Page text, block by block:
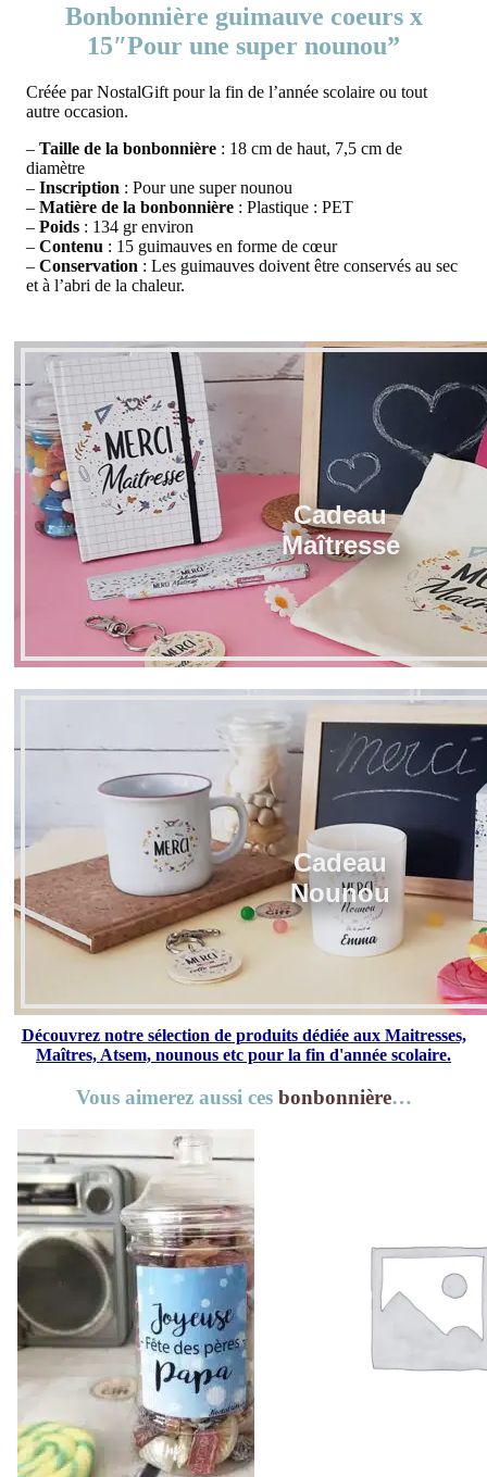
Bonbonnière guimauve coeurs x
15″Pour une super nounou”
Créée par NostalGift pour la fin de l’année scolaire ou tout
autre occasion.
– Taille de la bonbonnière : 18 cm de haut, 7,5 cm de
diamètre
– Inscription : Pour une super nounou
– Matière de la bonbonnière : Plastique : PET
– Poids : 134 gr environ
– Contenu : 15 guimauves en forme de cœur
– Conservation : Les guimauves doivent être conservés au sec
et à l’abri de la chaleur.
Cadeau
Maîtresse
Cadeau
Nounou
Découvrez notre sélection de produits dédiée aux Maitresses,
Maîtres, Atsem, nounous etc pour la fin d'année scolaire.
Vous aimerez aussi ces bonbonnière…